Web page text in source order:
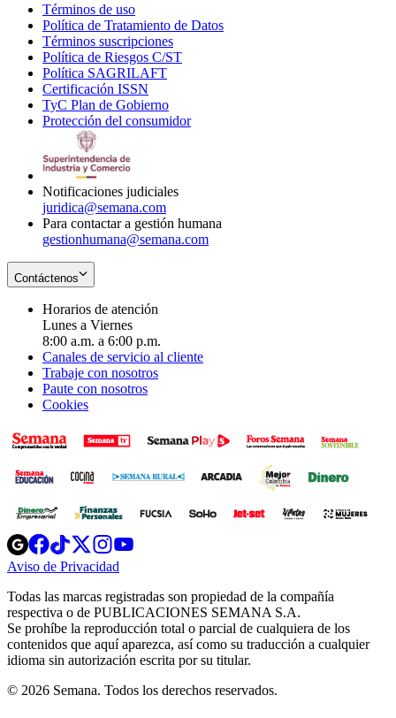
Términos de uso
in
new
window
Política de Tratamiento de Datos
Términos suscripciones
in
Política de Riesgos C/ST
Política SAGRILAFT
new
window
Certificación ISSN
in
new
TyC Plan de Gobierno
in
Protección del consumidorOpens
Notificaciones judiciales
juridica@semana.com
Para contactar a gestión humana
gestionhumana@semana.com
Contáctenos
Horarios de atención
Lunes a Viernes
8:00 a.m. a 6:00 p.m.
Canales de servicio al cliente
Trabaje con nosotros
Paute con nosotros
Cookies
Opens
in
new
Opens
in
new
Opens
in
new
window
Opens
new
windowwindow
Aviso de Privacidad
new
window
Todas las marcas registradas son propiedad de la compañía
respectiva o de PUBLICACIONES SEMANA S.A.
Se prohíbe la reproducción total o parcial de cualquiera de los
contenidos que aquí aparezca, así como su traducción a cualquier
idioma sin autorización escrita por su titular.
© 2026 Semana. Todos los derechos reservados.